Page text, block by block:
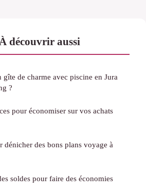
découvrir aussi
de charme avec piscine en Jura
?
pour économiser sur vos achats
dénicher des bons plans voyage à
soldes pour faire des économies